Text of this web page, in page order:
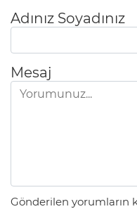
Adınız Soyadınız
Mesaj
Gönderilen yorumların